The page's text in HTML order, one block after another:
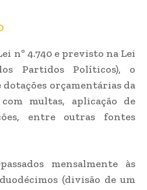
nº 4.740 e previsto na Lei
Partidos Políticos), o
dotações orçamentárias da
multas, aplicação de
entre outras fontes
mensalmente às
(divisão de um